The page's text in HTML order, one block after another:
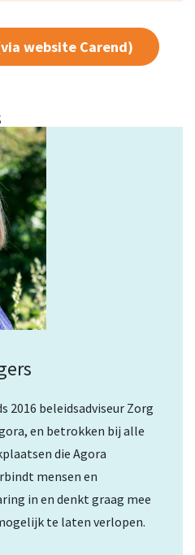
website Carend)
2016 beleidsadviseur Zorg
en betrokken bij alle
die Agora
mensen en
in en denkt graag mee
te laten verlopen.